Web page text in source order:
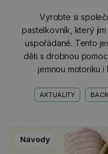
Vyrobte si
pastelkovník, který
uspořádané. Tento
děti s drobnou
jemnou motoriku i
AKTUALITY
Návody